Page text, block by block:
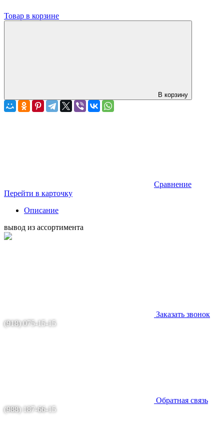
Товар в корзине
В корзину
Сравнение
Перейти в карточку
Описание
вывод из ассортимента
Заказать звонок
(918) 075-15-15
Обратная связь
(988) 187-66-15